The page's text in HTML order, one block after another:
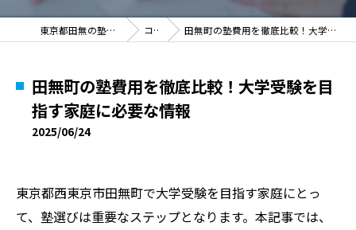
東京都田無の塾なら現論会田無校 コラム 田無町の塾費用を徹底比較！大学受験を目指す家庭に必要な情報
田無町の塾費用を徹底比較！大学受験を目
指す家庭に必要な情報
2025/06/24
東京都西東京市田無町で大学受験を目指す家庭にとっ
て、塾選びは重要なステップとなります。本記事では、